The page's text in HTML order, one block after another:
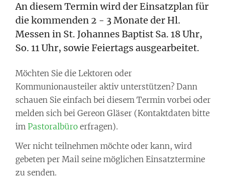
An diesem Termin wird der Einsatzplan für
die kommenden 2 - 3 Monate der Hl.
Messen in St. Johannes Baptist Sa. 18 Uhr,
So. 11 Uhr, sowie Feiertags ausgearbeitet.
Möchten Sie die Lektoren oder
Kommunionausteiler aktiv unterstützen? Dann
schauen Sie einfach bei diesem Termin vorbei oder
melden sich bei Gereon Gläser (Kontaktdaten bitte
im Pastoralbüro erfragen).
Wer nicht teilnehmen möchte oder kann, wird
gebeten per Mail seine möglichen Einsatztermine
zu senden.